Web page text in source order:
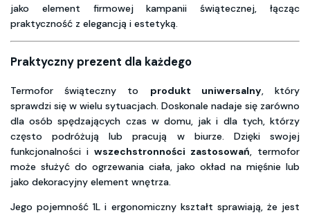
jako element firmowej kampanii świątecznej, łącząc
praktyczność z elegancją i estetyką.
Praktyczny prezent dla każdego
Termofor świąteczny to produkt uniwersalny, który
sprawdzi się w wielu sytuacjach. Doskonale nadaje się zarówno
dla osób spędzających czas w domu, jak i dla tych, którzy
często podróżują lub pracują w biurze. Dzięki swojej
funkcjonalności i wszechstronności zastosowań, termofor
może służyć do ogrzewania ciała, jako okład na mięśnie lub
jako dekoracyjny element wnętrza.
Jego pojemność 1L i ergonomiczny kształt sprawiają, że jest